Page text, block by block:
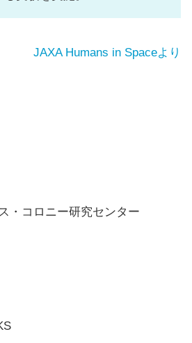
JAXA Humans in Spaceより
・コロニー研究センター